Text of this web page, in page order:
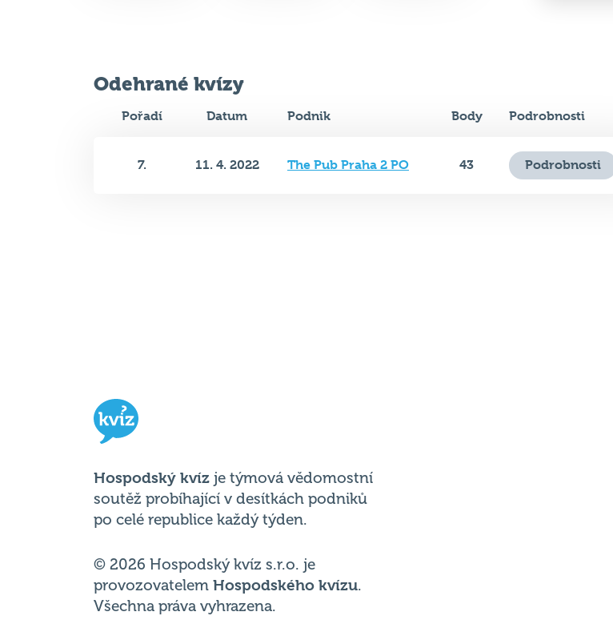
Odehrané kvízy
Pořadí Datum Podnik Body Podrobnosti
7. 11. 4. 2022 The Pub Praha 2 PO 43 Podrobnosti
Hospodský kvíz je týmová vědomostní
soutěž probíhající v desítkách podniků
po celé republice každý týden.
© 2026 Hospodský kvíz s.r.o. je
provozovatelem Hospodského kvízu.
Všechna práva vyhrazena.